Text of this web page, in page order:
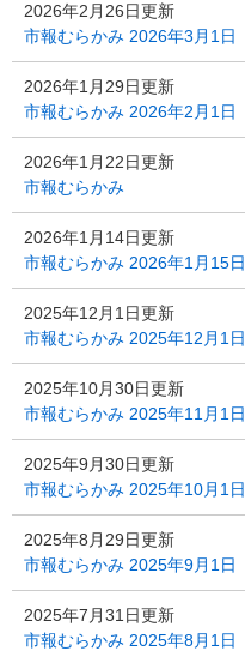
2026年2月26日更新
市報むらかみ 2026年3月1日
2026年1月29日更新
市報むらかみ 2026年2月1日
2026年1月22日更新
市報むらかみ
2026年1月14日更新
市報むらかみ 2026年1月15日
2025年12月1日更新
市報むらかみ 2025年12月1日
2025年10月30日更新
市報むらかみ 2025年11月1日
2025年9月30日更新
市報むらかみ 2025年10月1日
2025年8月29日更新
市報むらかみ 2025年9月1日
2025年7月31日更新
市報むらかみ 2025年8月1日